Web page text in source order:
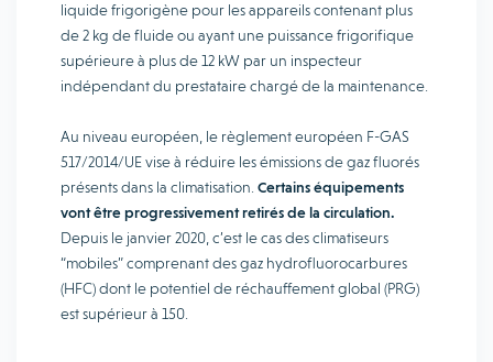
liquide frigorigène pour les appareils contenant plus
de 2 kg de fluide ou ayant une puissance frigorifique
supérieure à plus de 12 kW par un inspecteur
indépendant du prestataire chargé de la maintenance.
Au niveau européen, le règlement européen F-GAS
517/2014/UE vise à réduire les émissions de gaz fluorés
présents dans la climatisation. Certains équipements
vont être progressivement retirés de la circulation.
Depuis le janvier 2020, c’est le cas des climatiseurs
“mobiles” comprenant des gaz hydrofluorocarbures
(HFC) dont le potentiel de réchauffement global (PRG)
est supérieur à 150.